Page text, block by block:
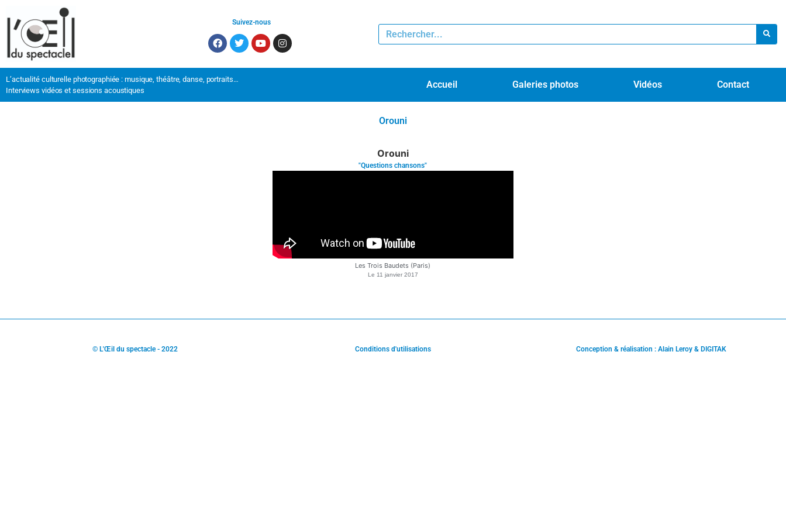
Suivez-nous
L’actualité culturelle photographiée : musique, théâtre, danse, portraits…
Interviews vidéos et sessions acoustiques
Accueil Galeries photos Vidéos Contact
Orouni
Orouni
"Questions chansons"
Les Trois Baudets (Paris)
Le 11 janvier 2017
© L'Œil du spectacle - 2022 Conditions d'utilisations Conception & réalisation : Alain Leroy & DIGITAK